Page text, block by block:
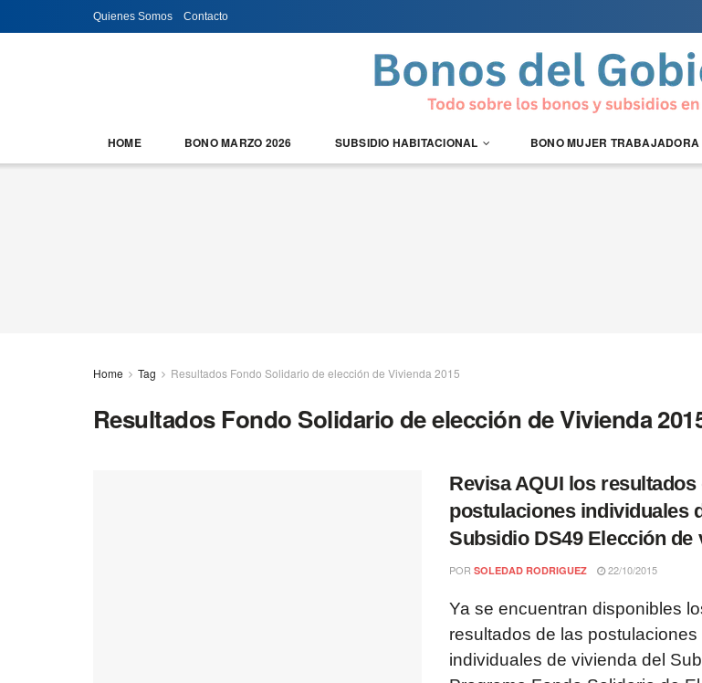
Quienes Somos Contacto
HOME BONO MARZO 2026 SUBSIDIO HABITACIONAL BONO MUJER TRABAJADORA
Home Tag Resultados Fondo Solidario de elección de Vivienda 2015
Resultados Fondo Solidario de elección de Vivienda
Revisa AQUI los resultados
postulaciones individuales
Subsidio DS49 Elección de
POR SOLEDAD RODRIGUEZ 22/10/2015
Ya se encuentran disponibles
resultados de las postulaciones
individuales de vivienda del